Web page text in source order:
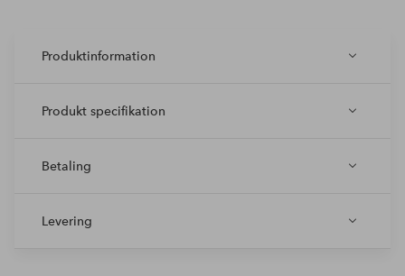
Produktinformation
Produkt specifikation
Betaling
Levering